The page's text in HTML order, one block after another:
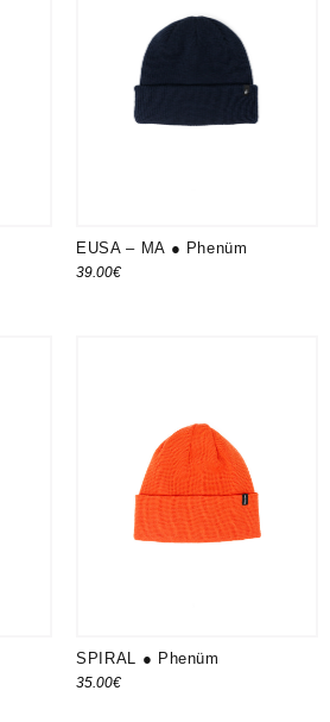
EUSA – MA ● Phenüm
39.00€
SPIRAL ● Phenüm
35.00€